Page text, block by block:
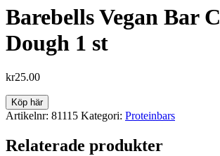
Barebells Vegan Bar
Dough 1 st
kr25.00
Köp här
Artikelnr: 81115 Kategori: Proteinbars
Relaterade produkter